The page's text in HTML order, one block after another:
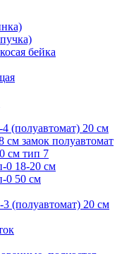
бейка
(полуавтомат) 20 см
замок полуавтомат
см тип 7
0 18-20 см
0 50 см
(полуавтомат) 20 см